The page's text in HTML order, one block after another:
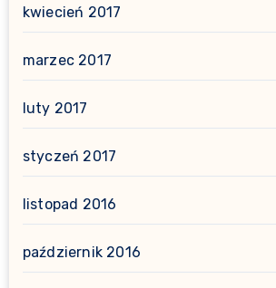
kwiecień 2017
marzec 2017
luty 2017
styczeń 2017
listopad 2016
październik 2016